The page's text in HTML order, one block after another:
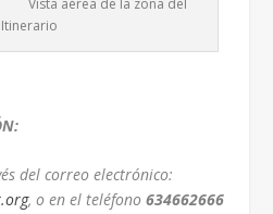
de la zona del
Itinerario
del correo electrónico:
, o en el teléfono634662666